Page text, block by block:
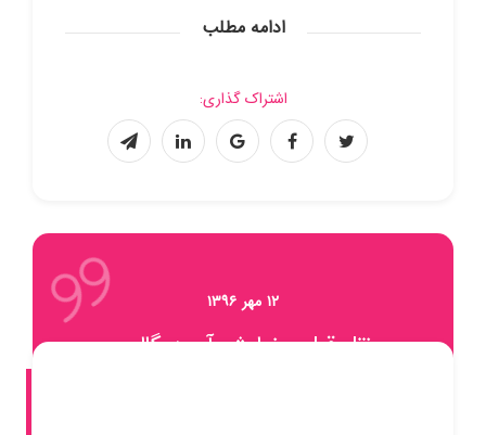
ادامه مطلب
اشتراک گذاری:
۱۲ مهر ۱۳۹۶
نقل قول و نمایش آن در گالری